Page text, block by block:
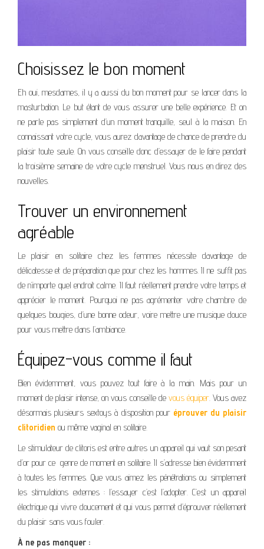
Choisissez le bon moment
Eh oui, mesdames, il y a aussi du bon moment pour se lancer dans la
masturbation. Le but étant de vous assurer une belle expérience. Et on
ne parle pas simplement d’un moment tranquille, seul à la maison. En
connaissant votre cycle, vous aurez davantage de chance de prendre du
plaisir toute seule. On vous conseille donc d’essayer de le faire pendant
la troisième semaine de votre cycle menstruel. Vous nous en direz des
nouvelles.
Trouver un environnement
agréable
Le plaisir en solitaire chez les femmes nécessite davantage de
délicatesse et de préparation que pour chez les hommes. Il ne suffit pas
de n’importe quel endroit calme. Il faut réellement prendre votre temps et
apprécier le moment. Pourquoi ne pas agrémenter votre chambre de
quelques bougies, d’une bonne odeur, voire mettre une musique douce
pour vous mettre dans l’ambiance.
Équipez-vous comme il faut
Bien évidemment, vous pouvez tout faire à la main. Mais pour un
moment de plaisir intense, on vous conseille de vous équiper. Vous avez
désormais plusieurs sextoys à disposition pour éprouver du plaisir
clitoridien ou même vaginal en solitaire.
Le stimulateur de clitoris est entre autres un appareil qui vaut son pesant
d’or pour ce genre de moment en solitaire. Il s’adresse bien évidemment
à toutes les femmes. Que vous aimez les pénétrations ou simplement
les stimulations externes : l’essayer c’est l’adopter. C’est un appareil
électrique qui vivre doucement et qui vous permet d’éprouver réellement
du plaisir sans vous fouler.
À ne pas manquer :